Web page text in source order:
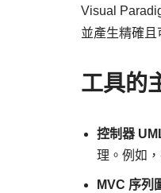
Visual
並產生精確
工具的
控制器
理。例如
MVC 序列